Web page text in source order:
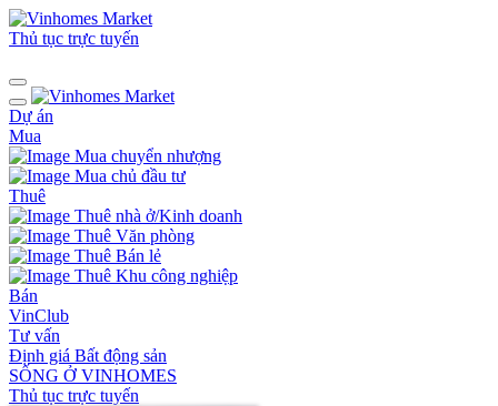
Thủ tục trực tuyến
Dự án
Mua
Mua chuyển nhượng
Mua chủ đầu tư
Thuê
Thuê nhà ở/Kinh doanh
Thuê Văn phòng
Thuê Bán lẻ
Thuê Khu công nghiệp
Bán
VinClub
Tư vấn
Định giá Bất động sản
SỐNG Ở VINHOMES
Thủ tục trực tuyến